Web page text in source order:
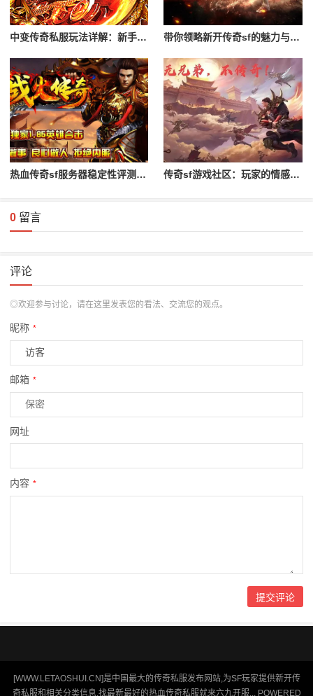
中变传奇私服玩法详解：新手入门攻略 带你领略新开传奇sf的魅力与特色
热血传奇sf服务器稳定性评测与对比 传奇sf游戏社区：玩家的情感与归属
0 留言
评论
◎欢迎参与讨论，请在这里发表您的看法、交流您的观点。
昵称 *
邮箱 *
网址
内容 *
[WWW.LETAOSHUI.CN]是中国最大的传奇私服发布网站,为SF玩家提供新开传
奇私服和相关分类信息,找最新最好的热血传奇私服就来六九开服... POWERED